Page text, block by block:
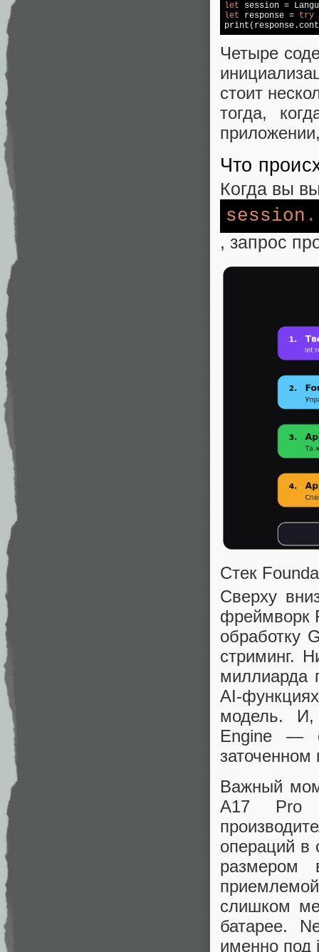
let
let response = try
Четыре
стоит
тогда,
Что
Когда вы
session
, запрос
Стек
Сверху
фреймворк
обработку
стриминг.
миллиарда
AI-
модель. И,
Engine —
заточенном
Важный
A17 Pro
операций в
размером
слишком
батарее.
именно под